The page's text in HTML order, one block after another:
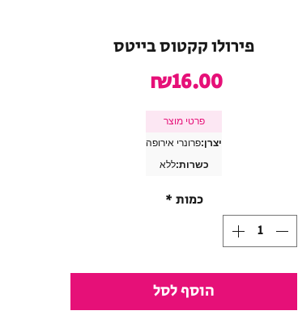
פירולו קקטוס בייטס
₪16.00
פרטי מוצר
יצרן:פרונרי אירופה
כשרות:ללא
כמות *
הוסף לסל